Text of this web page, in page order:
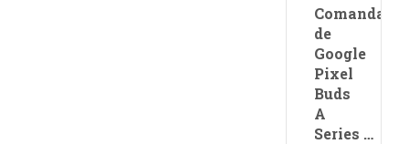
Comanda
de
Google
Pixel
Buds
A
Series …